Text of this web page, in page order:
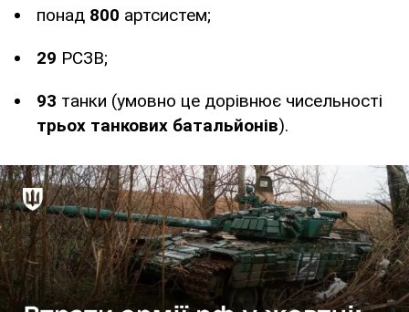
понад 800 артсистем;
29 РСЗВ;
93 танки (умовно це дорівнює чисельності
трьох танкових батальйонів).